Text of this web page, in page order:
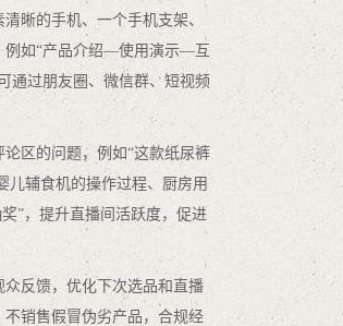
晰的手机、一个手机支架、
例如“产品介绍—使用演示—互
通过朋友圈、微信群、短视频
区的问题，例如“这款纸尿裤
儿辅食机的操作过程、厨房用
”，提升直播间活跃度，促进
反馈，优化下次选品和直播
销售假冒伪劣产品，合规经